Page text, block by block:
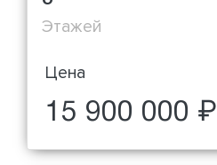
Этажей
Цена
15 900 000 ₽